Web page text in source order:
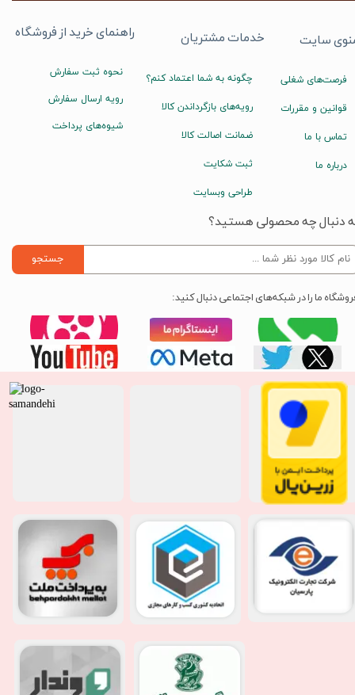
راهنمای خرید از فروشگاه
نحوه ثبت سفارش
رویه ارسال سفارش
شیوه‌های پرداخت
خدمات مشتریان
چگونه به شما اعتماد کنم؟
رویه‌های بازگرداندن کالا
ضمانت اصالت کالا
ثبت شکایت
طراحی وبسایت
سایت
فرصت‌های شغلی
قوانین و مقررات
تماس با ما
درباره ما
دنبال چه محصولی هستید؟
جستجو
ما را در شبکه‌های اجتماعی دنبال کنید: